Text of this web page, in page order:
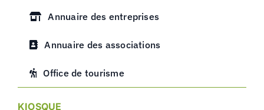
Annuaire des entreprises
Annuaire des associations
Office de tourisme
KIOSQUE